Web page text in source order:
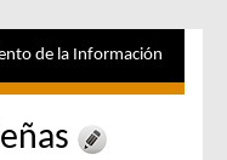
de la Información